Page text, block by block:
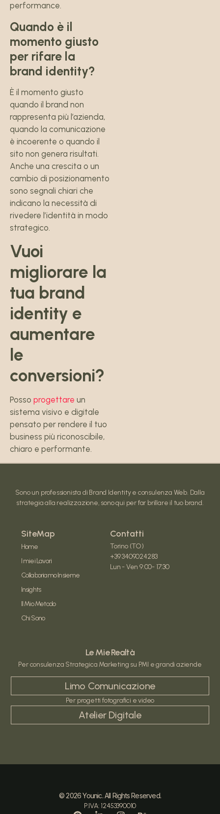
performance.
Quando è il
momento giusto
per rifare la
brand identity?
È il momento giusto
quando il brand non
rappresenta più l’azienda,
quando la comunicazione
è incoerente o quando il
sito non genera risultati.
Anche una crescita o un
cambio di posizionamento
sono segnali chiari che
indicano la necessità di
rivedere l’identità in modo
strategico.
Vuoi
migliorare la
tua brand
identity e
aumentare
le
conversioni?
Posso progettare un
sistema visivo e digitale
pensato per rendere il tuo
business più riconoscibile,
chiaro e performante.
Sono un professionista di Brand Identity e consulenza Web. Dalla
strategia alla realizzazione, sono qui per far brillare il tuo brand.
SiteMap
Home
I miei Lavori
Collaboriamo Insieme
Insights
Il Mio Metodo
Chi Sono
Contatti
Torino (TO)
+39 3409024283
Lun - Ven 9:00- 17:30
Le Mie Realtà
Per consulenza Strategica Marketing su PMI e grandi aziende
Limo Comunicazione
Per progetti fotografici e video
Atelier Digitale
© 2026 Younic. All Rights Reserved.
P.IVA: 12453390010